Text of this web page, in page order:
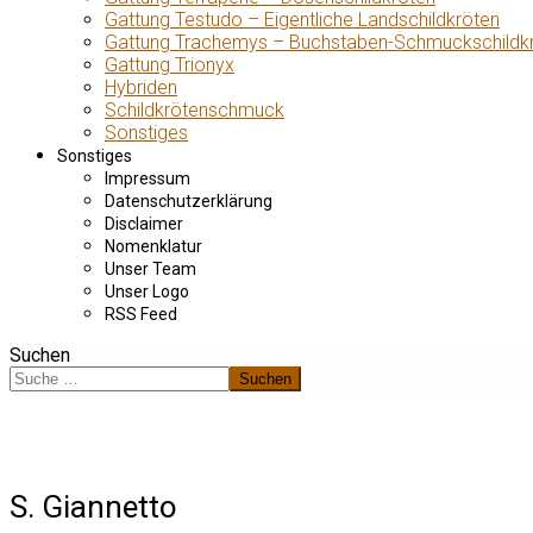
Gattung Testudo – Eigentliche Landschildkröten
Gattung Trachemys – Buchstaben-
Gattung Trionyx
Hybriden
Schildkrötenschmuck
Sonstiges
Sonstiges
Impressum
Datenschutzerklärung
Disclaimer
Nomenklatur
Unser Team
Unser Logo
RSS Feed
Suchen
Suchen
S. Giannetto